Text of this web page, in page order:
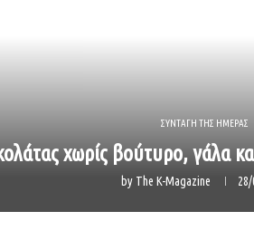
ΣΥΝΤΑΓΗ ΤΗΣ ΗΜΕΡΑΣ
χωρίς βούτυρο, γάλα
by The K-Magazine